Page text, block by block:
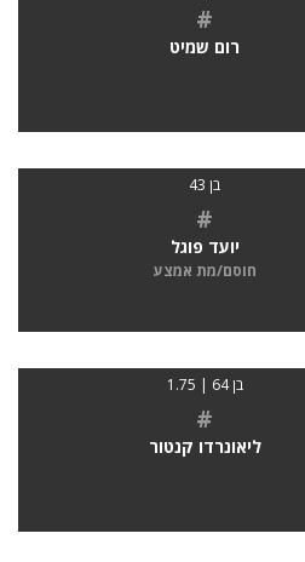
#
רום שמיט
בן 43
#
יועד פוגל
חוסם/מת אמצע
בן 64 | 1.75
#
ליאונרדו קנטור